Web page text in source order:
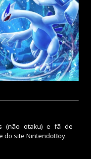
(não otaku) e fã de
do site NintendoBoy.